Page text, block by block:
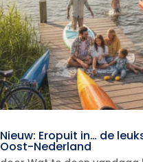
Nieuw: Eropuit in… de
Oost-Nederland